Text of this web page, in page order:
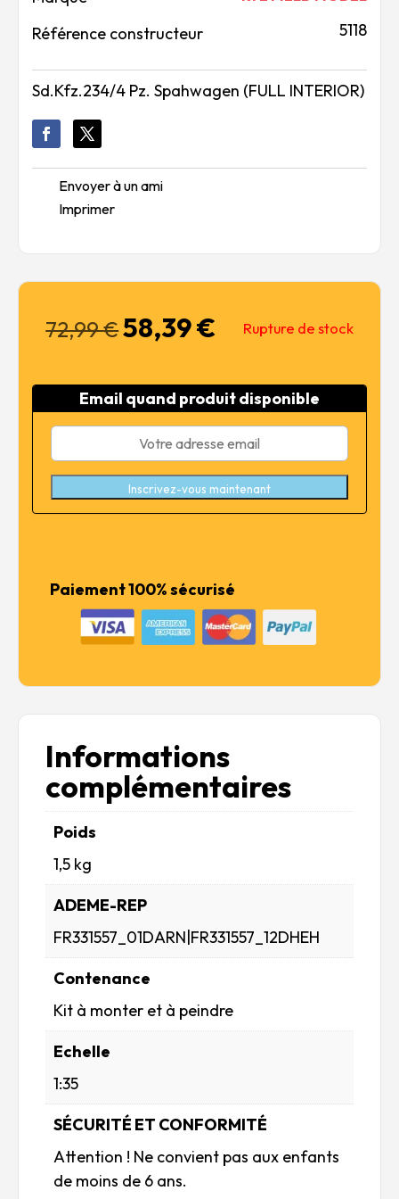
Référence constructeur 5118
Sd.Kfz.234/4 Pz. Spahwagen (FULL INTERIOR)
Envoyer à un ami
Imprimer
72,99€Le
prix
était :
72,99 €.
58,39€
est :
58,39 €.
Rupture de stock
Email quand produit disponible
Inscrivez-vous maintenant
Paiement 100% sécurisé
Informations
complémentaires
Poids
1,5 kg
ADEME-REP
FR331557_01DARN|FR331557_12DHEH
Contenance
Kit à monter et à peindre
Echelle
1:35
SÉCURITÉ ET CONFORMITÉ
Attention ! Ne convient pas aux enfants
de moins de 6 ans.